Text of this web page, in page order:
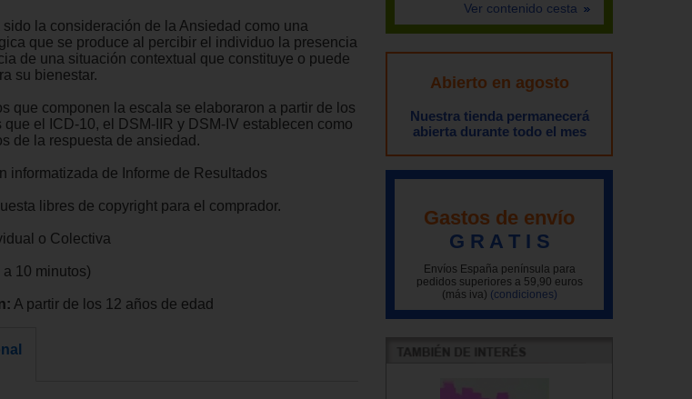
sido la consideración de la Ansiedad como una
que se produce al percibir el individuo la presencia
de una situación contextual que constituye o puede
su bienestar.
que componen la escala se elaboraron a partir de los
el ICD-10, el DSM-IIR y DSM-IV establecen como
de la respuesta de ansiedad.
informatizada de Informe de Resultados
libres de copyright para el comprador.
o Colectiva
10 minutos)
A partir de los 12 años de edad
Ver contenido cesta
Abierto en agosto
Nuestra tienda permanecerá
abierta durante todo el mes
Gastos de envío
G R A T I S
Envíos España península para
pedidos superiores a 59,90 euros
(más iva) (condiciones)